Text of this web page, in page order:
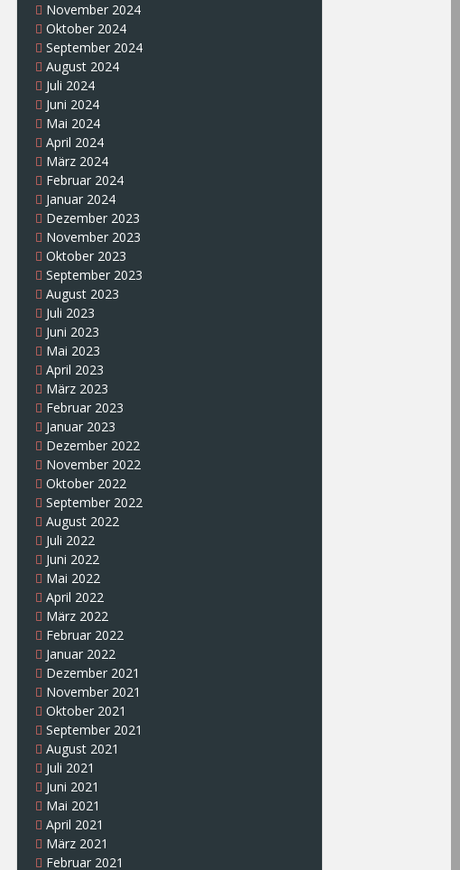
November 2024
Oktober 2024
September 2024
August 2024
Juli 2024
Juni 2024
Mai 2024
April 2024
März 2024
Februar 2024
Januar 2024
Dezember 2023
November 2023
Oktober 2023
September 2023
August 2023
Juli 2023
Juni 2023
Mai 2023
April 2023
März 2023
Februar 2023
Januar 2023
Dezember 2022
November 2022
Oktober 2022
September 2022
August 2022
Juli 2022
Juni 2022
Mai 2022
April 2022
März 2022
Februar 2022
Januar 2022
Dezember 2021
November 2021
Oktober 2021
September 2021
August 2021
Juli 2021
Juni 2021
Mai 2021
April 2021
März 2021
Februar 2021